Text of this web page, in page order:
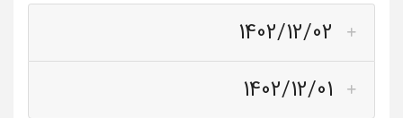
1402/12/02
1402/12/01